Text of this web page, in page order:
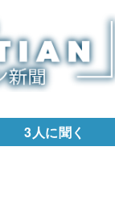
3人に聞く